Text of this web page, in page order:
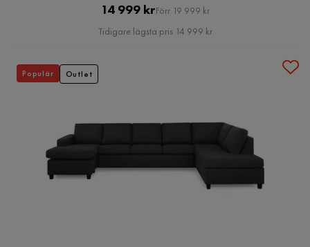
Pris
14 999 krOriginal
Pris
Förr 19 999 kr
Tidigare lägsta pris 14 999 kr
Populär Outlet